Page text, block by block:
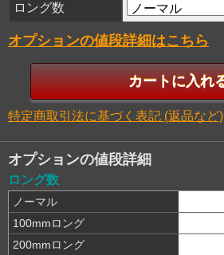
ロング数
オプションの値段詳細はこちら
特定商取引法に基づく表記 (返品など)
オプションの値段詳細
ロング数
ノーマル
100mmロング
200mmロング